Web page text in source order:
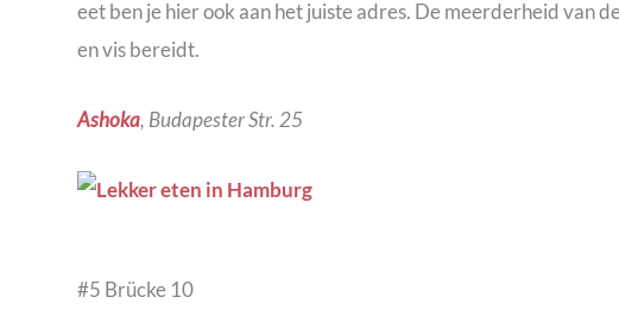
eet ben je hier ook aan het juiste adres. De meerderheid van
en vis bereidt.
Ashoka, Budapester Str. 25
#5 Brücke 10